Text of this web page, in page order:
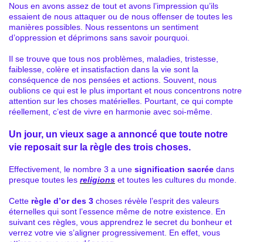
Nous en avons assez de tout et avons l’impression qu’ils
essaient de nous attaquer ou de nous offenser de toutes les
manières possibles. Nous ressentons un sentiment
d’oppression et déprimons sans savoir pourquoi.
Il se trouve que tous nos problèmes, maladies, tristesse,
faiblesse, colère et insatisfaction dans la vie sont la
conséquence de nos pensées et actions. Souvent, nous
oublions ce qui est le plus important et nous concentrons notre
attention sur les choses matérielles. Pourtant, ce qui compte
réellement, c’est de vivre en harmonie avec soi-même.
Un jour, un vieux sage a annoncé que toute notre
vie reposait sur la règle des trois choses.
Effectivement, le nombre 3 a une signification sacrée dans
presque toutes les religions et toutes les cultures du monde.
Cette règle d’or des 3 choses révèle l’esprit des valeurs
éternelles qui sont l’essence même de notre existence. En
suivant ces règles, vous apprendrez le secret du bonheur et
verrez votre vie s’aligner progressivement. En effet, vous